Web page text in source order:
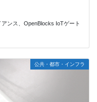
ンス、 OpenBlocks IoTゲート
公共・都市・インフラ